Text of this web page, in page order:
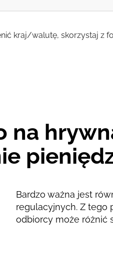
4989
kraj/walutę, skorzystaj z
na
Bardzo ważna jest
regulacyjnych. Z tego
odbiorcy może różnić